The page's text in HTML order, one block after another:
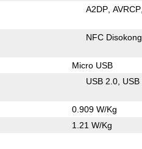
A2DP AVRCP
NFC Disokong
Micro USB
USB 2.0 USB
0.909 W/Kg
1.21 W/Kg